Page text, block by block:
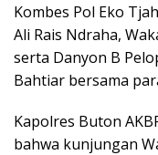
Kombes Pol Eko
Ali Rais Ndraha,
serta Danyon B
Bahtiar bersama
Kapolres Buton
bahwa kunjungan